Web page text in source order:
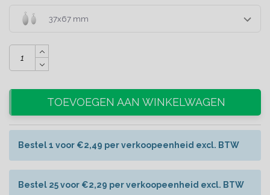
37x67 mm
TOEVOEGEN AAN WINKELWAGEN
Bestel 1 voor €2,49 per verkoopeenheid excl. BTW
Bestel 25 voor €2,29 per verkoopeenheid excl. BTW